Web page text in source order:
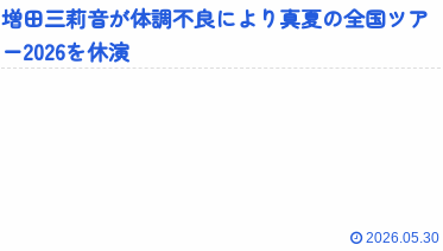
増田三莉音が体調不良により真夏の全国ツア
ー2026を休演
2026.05.30